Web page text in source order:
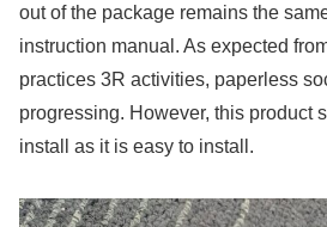
out of the package remains the
instruction manual. As expected
practices 3R activities, paperless
progressing. However, this product
install as it is easy to install.